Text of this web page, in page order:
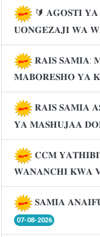
🔰 𝐀𝐆𝐎𝐒𝐓𝐈
𝐔𝐎𝐍𝐆𝐄𝐙𝐀𝐉𝐈 𝐖𝐀
𝐑𝐀𝐈𝐒 𝐒𝐀𝐌𝐈𝐀:
𝐌𝐀𝐁𝐎𝐑𝐄𝐒𝐇𝐎 𝐘𝐀
𝐑𝐀𝐈𝐒 𝐒𝐀𝐌𝐈𝐀
𝐘𝐀 𝐌𝐀𝐒𝐇𝐔𝐉𝐀𝐀
𝐂𝐂𝐌
𝐖𝐀𝐍𝐀𝐍𝐂𝐇𝐈 𝐊𝐖𝐀
𝐒𝐀𝐌𝐈𝐀
07-08-2026